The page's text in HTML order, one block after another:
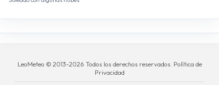
LeoMeteo © 2013-2026 Todos los derechos reservados. Política de
Privacidad